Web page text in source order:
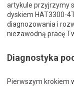
artykule przyjrzymy
dyskiem HAT3300-
diagnozowania i
niezawodną pracę
Diagnostyka
Pierwszym krokiem